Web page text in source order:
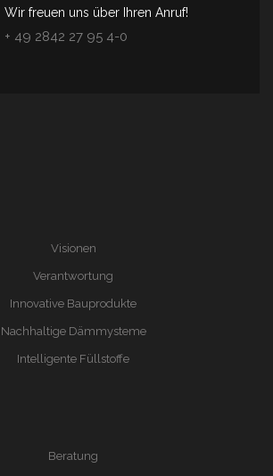
Wir freuen uns über Ihren Anruf!
+ 49 2842 27 95 4-0
Visionen
Verantwortung
Innovative Bauprodukte
Nachhaltige Dämmysteme
Intelligente Füllstoffe
Beratung